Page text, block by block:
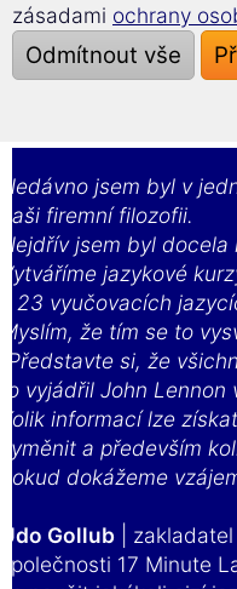
Nedávno jsem byl v
naši firemní filozofii.
Nejdřív jsem byl docela
Vytváříme jazykové
v 23 vyučovacích
Myslím, že tím se to
„Představte si, že
to vyjádřil John Lennon
Kolik informací lze
vyměnit a především
pokud dokážeme
Udo Gollub |
společnosti 17 Minute
zásadami ochrany
Odmítnout vše